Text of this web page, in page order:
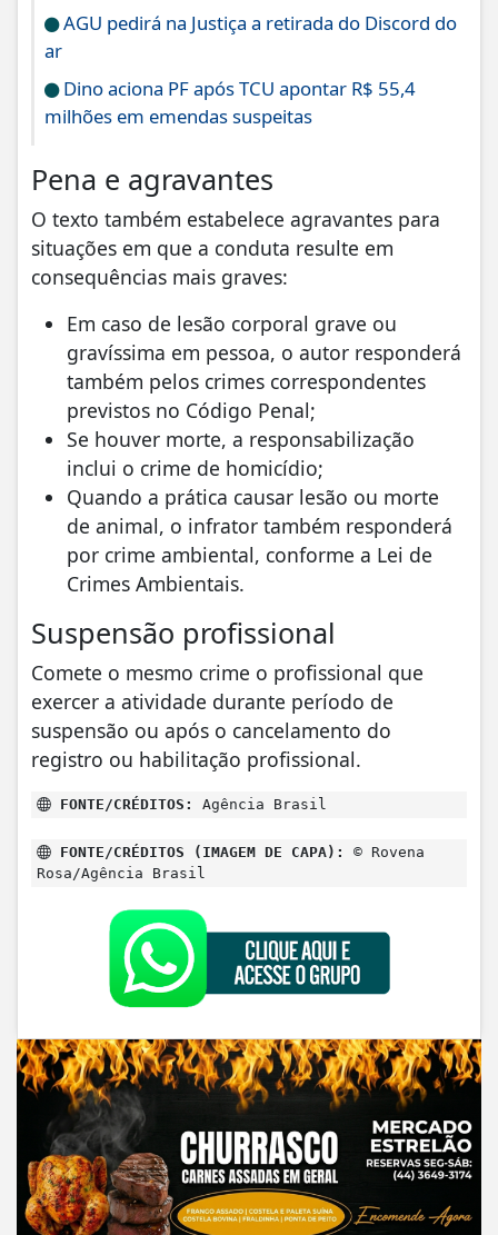
AGU pedirá na Justiça a retirada do Discord do
ar
Dino aciona PF após TCU apontar R$ 55,4
milhões em emendas suspeitas
Pena e agravantes
O texto também estabelece agravantes para
situações em que a conduta resulte em
consequências mais graves:
Em caso de lesão corporal grave ou
gravíssima em pessoa, o autor responderá
também pelos crimes correspondentes
previstos no Código Penal;
Se houver morte, a responsabilização
inclui o crime de homicídio;
Quando a prática causar lesão ou morte
de animal, o infrator também responderá
por crime ambiental, conforme a Lei de
Crimes Ambientais.
Suspensão profissional
Comete o mesmo crime o profissional que
exercer a atividade durante período de
suspensão ou após o cancelamento do
registro ou habilitação profissional.
FONTE/CRÉDITOS: Agência Brasil
FONTE/CRÉDITOS (IMAGEM DE CAPA):
© Rovena
Rosa/Agência Brasil